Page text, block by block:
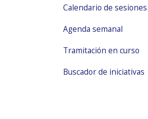
Calendario de sesiones
Agenda semanal
Tramitación en curso
Buscador de iniciativas